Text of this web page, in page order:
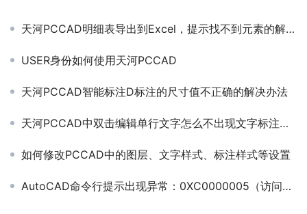
天河PCCAD明细表导出到Excel，提示找不到元素的解决方法
USER身份如何使用天河PCCAD
天河PCCAD智能标注D标注的尺寸值不正确的解决办法
天河PCCAD中双击编辑单行文字怎么不出现文字标注窗口
如何修改PCCAD中的图层、文字样式、标注样式等设置
AutoCAD命令行提示出现异常：0XC0000005（访问冲突）